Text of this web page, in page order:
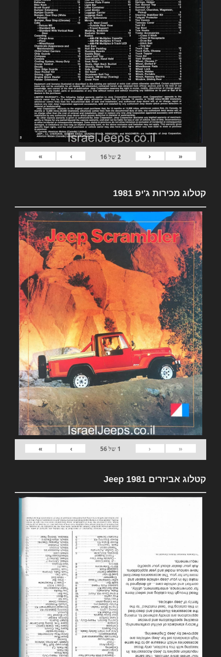
«
‹
2של16
›
»
קטלוג מכירות ג'יפ 1981
«
‹
1 של56
›
»
קטלוג אביזרים 1981 Jeep